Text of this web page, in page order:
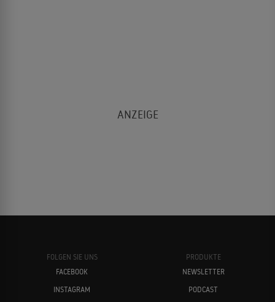
FOLGEN SIE UNS
FACEBOOK
INSTAGRAM
PRODUKTE
NEWSLETTER
PODCAST